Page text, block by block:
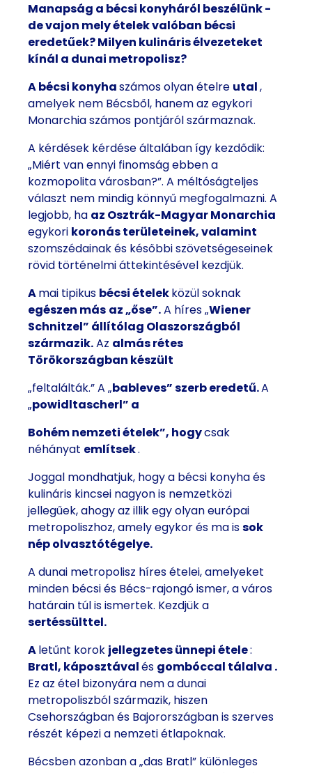
Manapság a bécsi konyháról beszélünk -
de vajon mely ételek valóban bécsi
eredetűek? Milyen kulináris élvezeteket
kínál a dunai metropolisz?
A bécsi konyhaszámos olyan ételre utal,
amelyek nem Bécsből, hanem az egykori
Monarchia számos pontjáról származnak.
A kérdések kérdése általában így kezdődik:
„Miért van ennyi finomság ebben a
kozmopolita városban?”. A méltóságteljes
választ nem mindig könnyű megfogalmazni. A
legjobb, ha az Osztrák-Magyar Monarchia
egykori koronás területeinek, valamint
szomszédainak és későbbi szövetségeseinek
rövid történelmi áttekintésével kezdjük.
Amai tipikus bécsi ételekközül soknak
egészen más az„őse”.A híres „Wiener
Schnitzel” állítólag Olaszországból
származik.Az almás rétes
Törökországban készült
„feltalálták.” A „bableves” szerb eredetű.A
„powidltascherl” a
Bohém nemzeti ételek”, hogycsak
néhányat említsek.
Joggal mondhatjuk, hogy a bécsi konyha és
kulináris kincsei nagyon is nemzetközi
jellegűek, ahogy az illik egy olyan európai
metropoliszhoz, amely egykor és ma issok
nép olvasztótégelye.
A dunai metropolisz híres ételei, amelyeket
minden bécsi és Bécs-rajongó ismer, a város
határain túl is ismertek. Kezdjük a
sertéssülttel.
Aletűnt korok jellegzetes ünnepi étele:
Bratl, káposztávalés gombóccal tálalva .
Ez az étel bizonyára nem a dunai
metropoliszból származik, hiszen
Csehországban és Bajorországban is szerves
részét képezi a nemzeti étlapoknak.
Bécsben azonban a „das Bratl” különleges